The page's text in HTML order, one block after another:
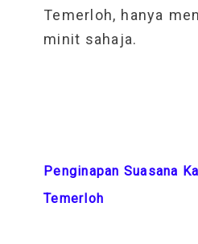
Temerloh, hanya
minit sahaja.
Penginapan Suasana
Temerloh